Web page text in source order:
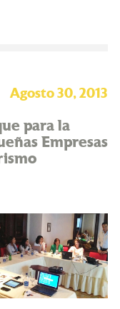
Agosto 30, 2013
para la
Empresas